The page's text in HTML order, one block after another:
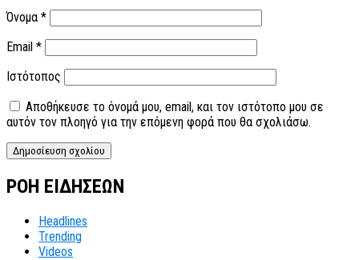
Όνομα *
Email *
Ιστότοπος
Αποθήκευσε το όνομά μου, email, και τον ιστότοπο μου σε
αυτόν τον πλοηγό για την επόμενη φορά που θα σχολιάσω.
ΡΟΗ ΕΙΔΗΣΕΩΝ
Headlines
Trending
Videos